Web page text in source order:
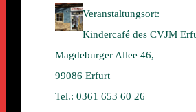
Veranstaltungsort:
Kindercafé des CVJM
Magdeburger Allee 46,
99086 Erfurt
Tel.: 0361 653 60 26